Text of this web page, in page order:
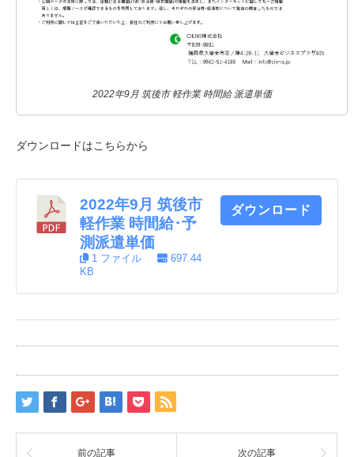
2022年9月 筑後市 軽作業 時間給 派遣単価
ダウンロードはこちらから
2022年9月 筑後市
軽作業 時間給･予
測派遣単価
1 ファイル
697.44
KB
ダウンロード
前の記事 次の記事